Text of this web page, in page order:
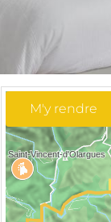
M'y rendre